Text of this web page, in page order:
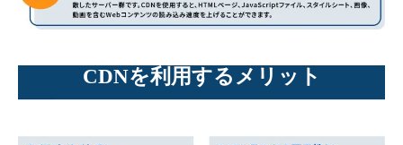
CDNを利用するメリット